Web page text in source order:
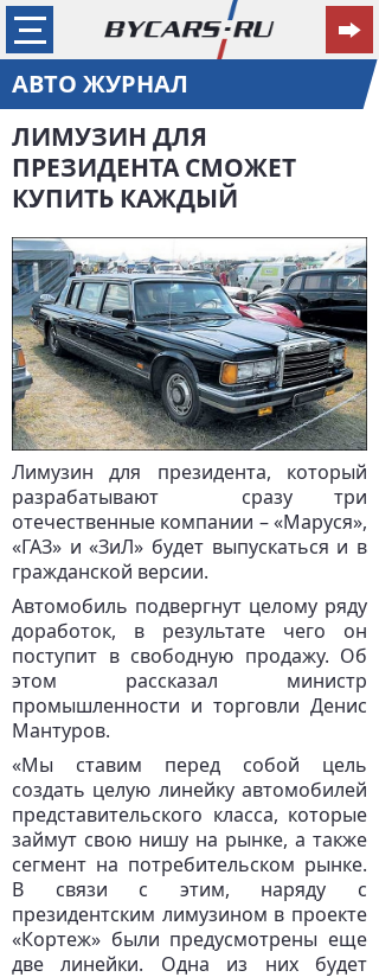
АВТО ЖУРНАЛ
ЛИМУЗИН ДЛЯ
ПРЕЗИДЕНТА СМОЖЕТ
КУПИТЬ КАЖДЫЙ
Лимузин для президента, который
разрабатывают сразу три
отечественные компании – «Маруся»,
«ГАЗ» и «ЗиЛ» будет выпускаться и в
гражданской версии.
Автомобиль подвергнут целому ряду
доработок, в результате чего он
поступит в свободную продажу. Об
этом рассказал министр
промышленности и торговли Денис
Мантуров.
«Мы ставим перед собой цель
создать целую линейку автомобилей
представительского класса, которые
займут свою нишу на рынке, а также
сегмент на потребительском рынке.
В связи с этим, наряду с
президентским лимузином в проекте
«Кортеж» были предусмотрены еще
две линейки. Одна из них будет